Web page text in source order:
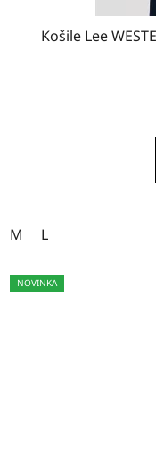
Košile Lee
M L
NOVINKA